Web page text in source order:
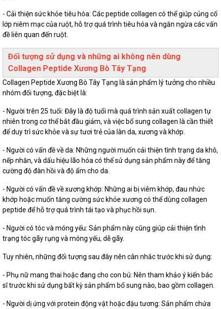
- Cải thiện sức khỏe tiêu hóa: Các peptide collagen có thể giúp củng cố
lớp niêm mạc của ruột, hỗ trợ quá trình tiêu hóa và ngăn ngừa các vấn
đề liên quan đến ruột.
Đối tượng sử dụng và những ai không nên dùng
Collagen Peptide Xương Bò Tây Tạng
Collagen Peptide Xương Bò Tây Tạng là sản phẩm lý tưởng cho nhiều
nhóm đối tượng, đặc biệt là:
- Người trên 25 tuổi: Đây là độ tuổi mà quá trình sản xuất collagen tự
nhiên trong cơ thể bắt đầu giảm, và việc bổ sung collagen là cần thiết
để duy trì sức khỏe và sự tươi trẻ của làn da, xương và khớp.
- Người có vấn đề về da: Những người muốn cải thiện tình trạng da khô,
nếp nhăn, và dấu hiệu lão hóa có thể sử dụng sản phẩm này để tăng
cường độ đàn hồi và độ ẩm cho da.
- Người có vấn đề về xương khớp: Những ai bị viêm khớp, đau nhức
khớp hoặc muốn tăng cường sức khỏe xương có thể dùng collagen
peptide để hỗ trợ quá trình tái tạo và phục hồi sụn.
- Người có tóc và móng yếu: Sản phẩm này cũng giúp cải thiện tình
trạng tóc gãy rụng và móng yếu, dễ gãy.
Tuy nhiên, những đối tượng sau đây nên cân nhắc trước khi sử dụng:
- Phụ nữ mang thai hoặc đang cho con bú: Nên tham khảo ý kiến bác
sĩ trước khi sử dụng bất kỳ sản phẩm bổ sung nào, bao gồm collagen.
- Người dị ứng với protein động vật hoặc đậu tương: Sản phẩm chứa